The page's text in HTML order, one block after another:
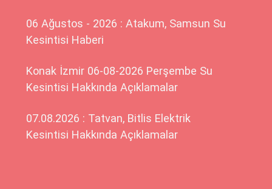
06 Ağustos - 2026 : Atakum, Samsun Su
Kesintisi Haberi
Konak İzmir 06-08-2026 Perşembe Su
Kesintisi Hakkında Açıklamalar
07.08.2026 : Tatvan, Bitlis Elektrik
Kesintisi Hakkında Açıklamalar